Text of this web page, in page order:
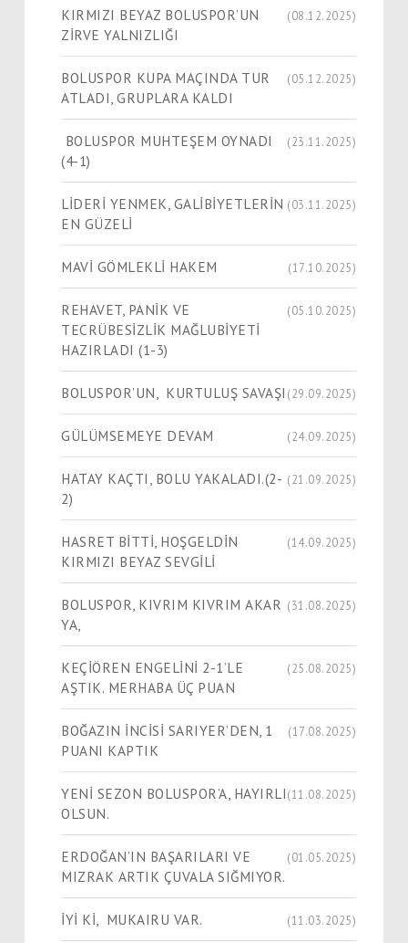
KIRMIZI BEYAZ BOLUSPOR’UN
ZİRVE YALNIZLIĞI
(08.12.2025)
BOLUSPOR KUPA MAÇINDA TUR
ATLADI, GRUPLARA KALDI
(05.12.2025)
BOLUSPOR MUHTEŞEM OYNADI
(4-1)
(23.11.2025)
LİDERİ YENMEK, GALİBİYETLERİN
EN GÜZELİ
(03.11.2025)
MAVİ GÖMLEKLİ HAKEM (17.10.2025)
REHAVET, PANİK VE
TECRÜBESİZLİK MAĞLUBİYETİ
HAZIRLADI (1-3)
(05.10.2025)
BOLUSPOR’UN, KURTULUŞ SAVAŞI (29.09.2025)
GÜLÜMSEMEYE DEVAM (24.09.2025)
HATAY KAÇTI, BOLU YAKALADI.(2-
2)
(21.09.2025)
HASRET BİTTİ, HOŞGELDİN
KIRMIZI BEYAZ SEVGİLİ
(14.09.2025)
BOLUSPOR, KIVRIM KIVRIM AKAR
YA,
(31.08.2025)
KEÇİÖREN ENGELİNİ 2-1’LE
AŞTIK. MERHABA ÜÇ PUAN
(25.08.2025)
BOĞAZIN İNCİSİ SARIYER’DEN, 1
PUANI KAPTIK
(17.08.2025)
YENİ SEZON BOLUSPOR’A, HAYIRLI
OLSUN.
(11.08.2025)
ERDOĞAN’IN BAŞARILARI VE
MIZRAK ARTIK ÇUVALA SIĞMIYOR.
(01.05.2025)
İYİ Kİ, MUKAIRU VAR. (11.03.2025)